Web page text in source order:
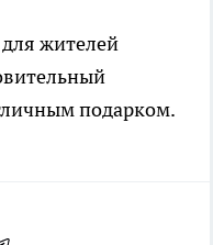
жителей
подарком.